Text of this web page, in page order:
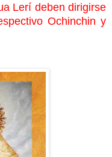
Lerí deben dirigirse
Ochinchin y